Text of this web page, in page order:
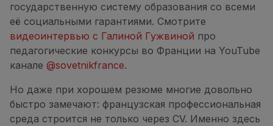
государственную систему образования со всеми
её социальными гарантиями. Смотрите
видеоинтервью с Галиной Гужвиной про
педагогические конкурсы во Франции на YouTube
канале @sovetnikfrance.
Но даже при хорошем резюме многие довольно
быстро замечают: французская профессиональная
среда строится не только через CV. Именно здесь